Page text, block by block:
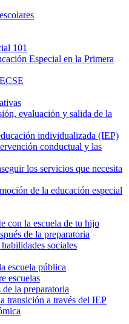
101
Especial en la Primera
evaluación y salida de la
individualizada (IEP)
conductual y las
los servicios que necesita
de la educación especial
con la escuela de tu hijo
de la preparatoria
sociales
escuela pública
escuelas
de la preparatoria
transición a través del IEP